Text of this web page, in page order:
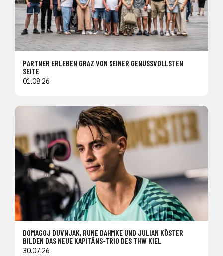
PARTNER ERLEBEN GRAZ VON SEINER GENUSSVOLLSTEN
SEITE
01.08.26
DOMAGOJ DUVNJAK, RUNE DAHMKE UND JULIAN KÖSTER
BILDEN DAS NEUE KAPITÄNS-TRIO DES THW KIEL
30.07.26